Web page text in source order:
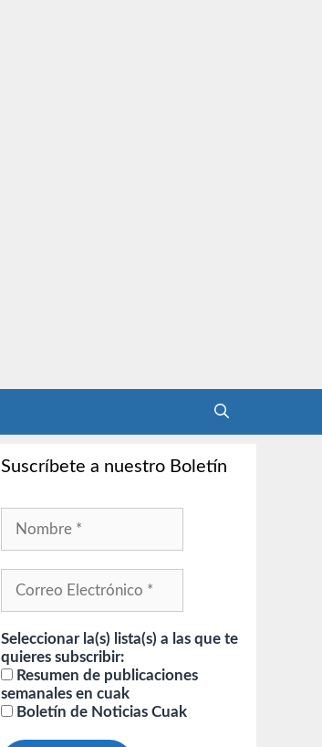
Suscríbete a nuestro Boletín
Seleccionar la(s) lista(s) a las que te
quieres subscribir:
Resumen de publicaciones
semanales en cuak
Boletín de Noticias Cuak